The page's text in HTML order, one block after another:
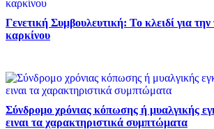
Γενετική Συμβουλευτική: Το κλειδί για
καρκίνου
Σύνδρομο χρόνιας κόπωσης ή μυαλγικής
ειναι τα χαρακτηριστικά συμπτώματα